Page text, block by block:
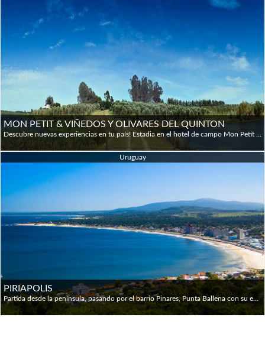
MON PETIT & VIÑEDOS Y OLIVARES DEL QUINTON
Descubre nuevas experiencias en tu país! Estadia en el hotel de campo Mon Petit combinado con una visita con degustación en Viñedos y Olivares del Quintón. Ideal para una escapada de fin de semana! Consultanos por estas y otras experiencias!
Uruguay
PIRIAPOLIS
Partida desde la península, pasando por el barrio Pinares, Punta Ballena con su excepcional panorámica continuando por Ruta Interbalnearia y Camino de los Arrayanes hasta llegar a Piriápolis. Se podrá disfrutar del paseo por el mar y las sierras, el Cerro San Antonio y la ciudad con claras características europeas. Continuación de la visita por el Cerro del Toro, la Fuente Venus, Punta Fría, Puerto, Centro Termal del Argentino Hotel, Castillo de Piria y por último visita al a Reserva de fauna del Cerro Pan de Azúcar.